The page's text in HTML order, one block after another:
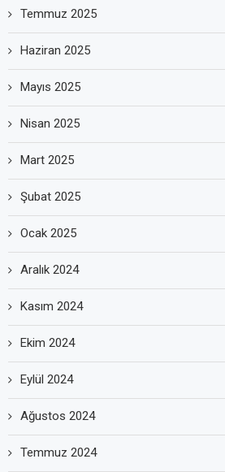
Temmuz 2025
Haziran 2025
Mayıs 2025
Nisan 2025
Mart 2025
Şubat 2025
Ocak 2025
Aralık 2024
Kasım 2024
Ekim 2024
Eylül 2024
Ağustos 2024
Temmuz 2024